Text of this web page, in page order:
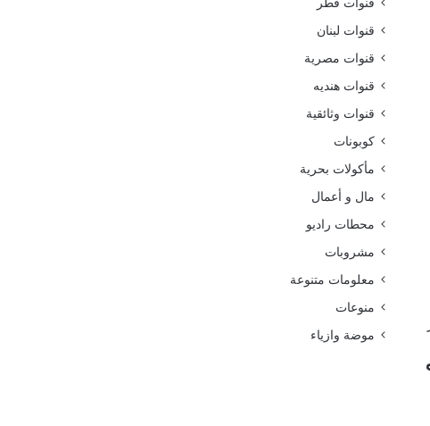
قنوات لبنان
قنوات مصرية
قنوات هنديه
قنوات وثائقية
كوبونات
مأكولات بحرية
مال و أعمال
محطات راديو
مشروبات
معلومات متنوعة
منوعات
موضة وازياء